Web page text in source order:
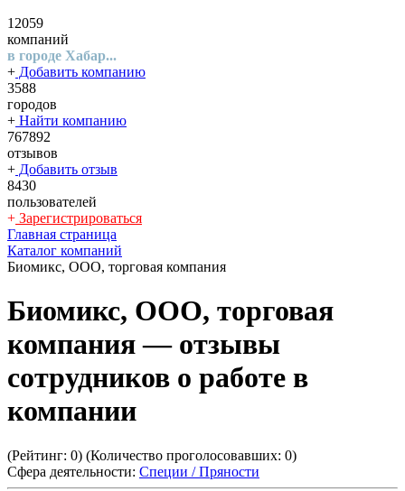
12059
компаний
в городе Хабар...
+ Добавить компанию
3588
городов
+ Найти компанию
767892
отзывов
+ Добавить отзыв
8430
пользователей
+ Зарегистрироваться
Главная страница
Каталог компаний
Биомикс, ООО, торговая компания
Биомикс, ООО, торговая
компания— отзывы
сотрудников о работе в
компании
(Рейтинг: 0) (Количество проголосовавших: 0)
Сфера деятельности: Специи / Пряности